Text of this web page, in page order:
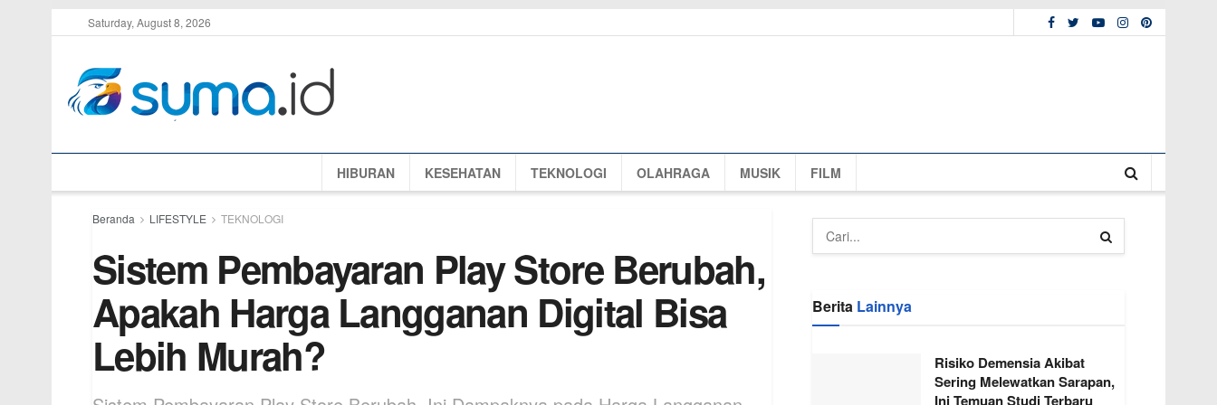
Saturday, August 8, 2026
HIBURAN KESEHATAN TEKNOLOGI OLAHRAGA MUSIK FILM
Beranda LIFESTYLE TEKNOLOGI
Sistem Pembayaran Play Store Berubah,
Apakah Harga Langganan Digital Bisa
Lebih Murah?
Berita Lainnya
Risiko Demensia Akibat
Sering Melewatkan Sarapan,
Ini Temuan Studi Terbaru